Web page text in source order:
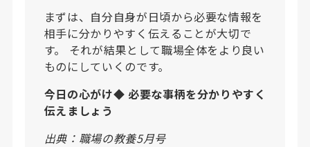
まずは、自分自身が日頃から必要な情報を
相手に分かりやすく伝えることが大切で
す。 それが結果として職場全体をより良い
ものにしていくのです。
今日の心がけ◆ 必要な事柄を分かりやすく
伝えましょう
出典：職場の教養5月号